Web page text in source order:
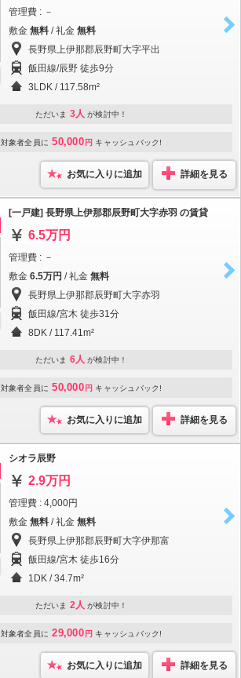
管理費 : －
敷金 無料 / 礼金 無料
長野県上伊那郡辰野町大字平出
飯田線/辰野 徒歩9分
3LDK / 117.58m²
ただいま 3人 が検討中！
対象者全員に 50,000 円 キャッシュバック!
お気に入りに追加 詳細を見る
[一戸建] 長野県上伊那郡辰野町大字赤羽 の賃貸
6.5万円
管理費 : －
敷金 6.5万円 / 礼金 無料
長野県上伊那郡辰野町大字赤羽
飯田線/宮木 徒歩31分
8DK / 117.41m²
ただいま 6人 が検討中！
対象者全員に 50,000 円 キャッシュバック!
お気に入りに追加 詳細を見る
シオラ辰野
2.9万円
管理費 : 4,000円
敷金 無料 / 礼金 無料
長野県上伊那郡辰野町大字伊那富
飯田線/宮木 徒歩16分
1DK / 34.7m²
ただいま 2人 が検討中！
対象者全員に 29,000 円 キャッシュバック!
お気に入りに追加 詳細を見る